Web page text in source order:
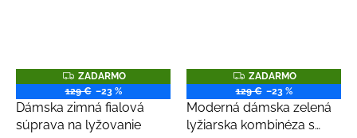
Z
A
D
A
R
M
ZADARMO
129 € –23 %
Dámska zimná fialová
súprava na lyžovanie
Z
A
D
A
R
M
ZADARMO
129 € –23 %
Moderná dámska zelená
lyžiarska kombinéza s